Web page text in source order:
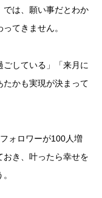
では、願い事だとわか
てきません。
している」「来月に
たかも実現が決まって
ォロワーが100人増
おき、叶ったら幸せを